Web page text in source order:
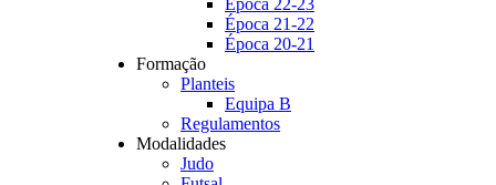
Época 22-23
Época 21-22
Época 20-21
Formação
Planteis
Equipa B
Regulamentos
Modalidades
Judo